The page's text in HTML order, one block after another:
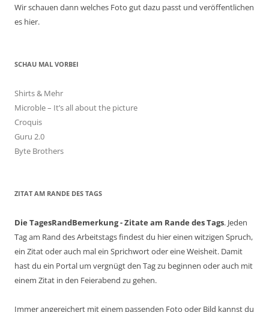
Wir schauen dann welches Foto gut dazu passt und veröffentlichen
es hier.
SCHAU MAL VORBEI
Shirts & Mehr
Microble – It’s all about the picture
Croquis
Guru 2.0
Byte Brothers
ZITAT AM RANDE DES TAGS
Die TagesRandBemerkung - Zitate am Rande des Tags. Jeden
Tag am Rand des Arbeitstags findest du hier einen witzigen Spruch,
ein Zitat oder auch mal ein Sprichwort oder eine Weisheit. Damit
hast du ein Portal um vergnügt den Tag zu beginnen oder auch mit
einem Zitat in den Feierabend zu gehen.
Immer angereichert mit einem passenden Foto oder Bild kannst du